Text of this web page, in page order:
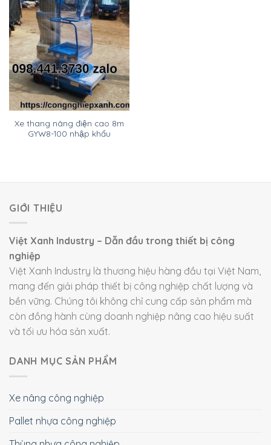
Xe thang nâng điện cao 8m
GYW8-100 nhập khẩu
GIỚI THIỆU
Việt Xanh Industry – Dẫn đầu trong thiết bị công
nghiệp
Việt Xanh Industry là thương hiệu hàng đầu tại Việt Nam,
mang đến giải pháp thiết bị công nghiệp chất lượng và
bền vững. Chúng tôi không chỉ cung cấp sản phẩm mà
còn đồng hành cùng doanh nghiệp nâng cao hiệu suất
và tối ưu hóa sản xuất.
DANH MỤC SẢN PHẨM
Xe nâng công nghiệp
Pallet nhựa công nghiệp